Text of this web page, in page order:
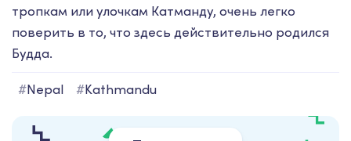
тропкам или улочкам Катманду, очень легко
поверить в то, что здесь действительно родился
Будда.
#Nepal #Kathmandu